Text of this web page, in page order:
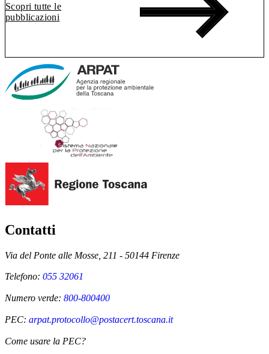
Scopri tutte le
pubblicazioni
Contatti
Via del Ponte alle Mosse, 211 - 50144 Firenze
Telefono: 055 32061
Numero verde: 800-800400
PEC: arpat.protocollo@postacert.toscana.it
Come usare la PEC?